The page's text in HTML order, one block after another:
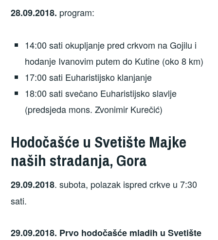
28.09.2018. program:
14:00 sati okupljanje pred crkvom na Gojilu i
hodanje Ivanovim putem do Kutine (oko 8 km)
17:00 sati Euharistijsko klanjanje
18:00 sati svečano Euharistijsko slavlje
(predsjeda mons. Zvonimir Kurečić)
Hodočašće u Svetište Majke
naših stradanja, Gora
29.09.2018. subota, polazak ispred crkve u 7:30
sati.
29.09.2018. Prvo hodočašće mladih u Svetište